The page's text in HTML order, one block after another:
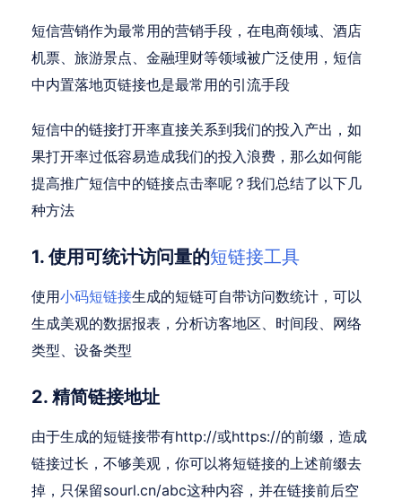
短信营销作为最常用的营销手段，在电商领域、酒店
机票、旅游景点、金融理财等领域被广泛使用，短信
中内置落地页链接也是最常用的引流手段
短信中的链接打开率直接关系到我们的投入产出，如
果打开率过低容易造成我们的投入浪费，那么如何能
提高推广短信中的链接点击率呢？我们总结了以下几
种方法
1. 使用可统计访问量的短链接工具
使用小码短链接生成的短链可自带访问数统计，可以
生成美观的数据报表，分析访客地区、时间段、网络
类型、设备类型
2. 精简链接地址
由于生成的短链接带有http://或https://的前缀，造成
链接过长，不够美观，你可以将短链接的上述前缀去
掉，只保留sourl.cn/abc这种内容，并在链接前后空